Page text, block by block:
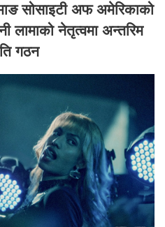
सोसाइटी अफ अमेरिकाको
लामाको नेतृत्वमा अन्तरिम
गठन